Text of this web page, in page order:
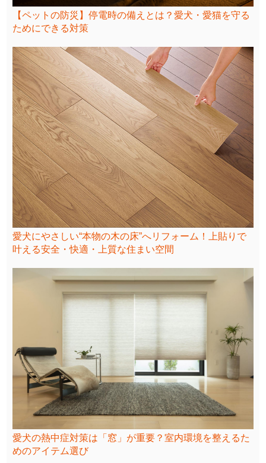
【ペットの防災】停電時の備えとは？愛犬・愛猫を守る
ためにできる対策
愛犬にやさしい“本物の木の床”へリフォーム！上貼りで
叶える安全・快適・上質な住まい空間
愛犬の熱中症対策は「窓」が重要？室内環境を整えるた
めのアイテム選び